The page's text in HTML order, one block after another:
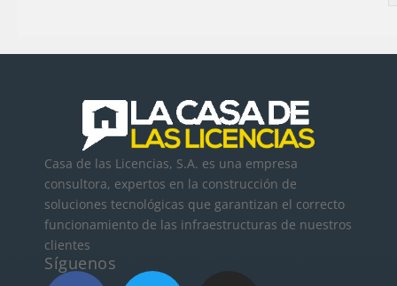
Casa de las Licencias, S.A. es una empresa
consultora, expertos en la construcción de
soluciones tecnológicas que garantizan el correcto
funcionamiento de las infraestructuras de nuestros
clientes
Síguenos